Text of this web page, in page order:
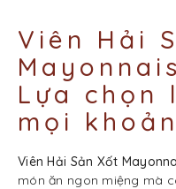
Viên Hải
Lựa chọn
mọi
Viên Hải Sản Xốt
món ăn ngon miệng mà